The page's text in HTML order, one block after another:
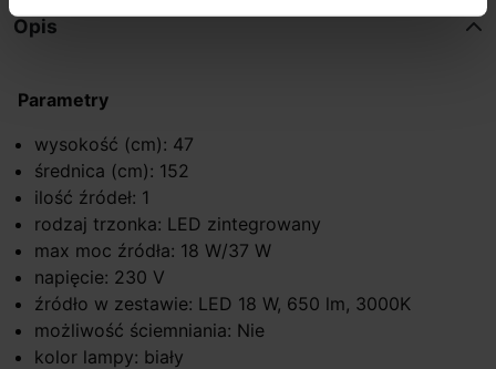
Opis
Parametry
wysokość (cm): 47
średnica (cm): 152
ilość źródeł: 1
rodzaj trzonka: LED zintegrowany
max moc źródła: 18 W/37 W
napięcie: 230 V
źródło w zestawie: LED 18 W, 650 lm, 3000K
możliwość ściemniania: Nie
kolor lampy: biały